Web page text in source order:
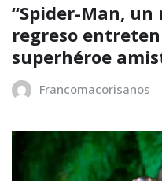
“Spider-Man, un
regreso
superhéroe
Francomacorisanos